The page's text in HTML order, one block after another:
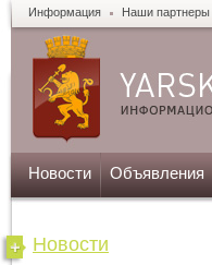
Информация Наши партнеры
Новости Объявления
Новости